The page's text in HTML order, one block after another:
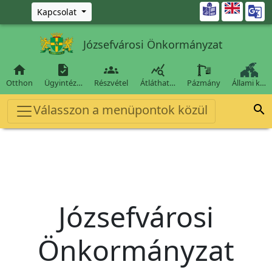
Ugrás a fő tartalomra
Kapcsolat 
Józsefvárosi Önkormányzat

Otthon

Ügyintéz…

Részvétel

Átláthat… Pázmány Állami k…
Válasszon a menüpontok közül 
Józsefvárosi
Önkormányzat